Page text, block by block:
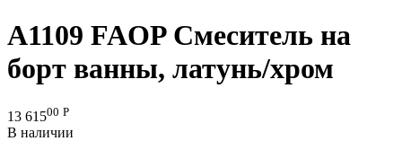
A1109 FAOP Смеситель на
борт ванны, латунь/хром
13 61500 Р
В наличии